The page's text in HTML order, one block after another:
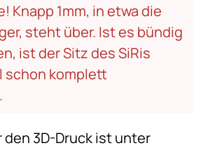
Knapp 1mm, in etwa die
steht über. Ist es bündig
ist der Sitz des SiRis
schon komplett
den 3D-Druck ist unter